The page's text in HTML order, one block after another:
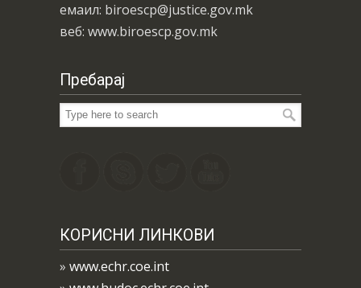
емаил: biroescp@justice.gov.mk
веб: www.biroescp.gov.mk
Пребарај
КОРИСНИ ЛИНКОВИ
» www.echr.coe.int